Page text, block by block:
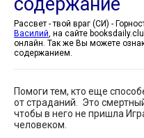
Василий , на сайте
онлайн. Так же Вы можете
содержанием.
Помоги тем, кто еще
от страданий. Это
чтобы в него не пришла
человеком.